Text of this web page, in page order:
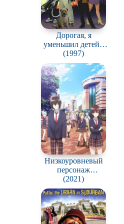
Дорогая, я
уменьшил детей /
Honey, I Shrunk the
Kids
(1997)
Низкоуровневый
персонаж
Томодзаки / Jaku-
Chara Tomozaki-kun
(2021)